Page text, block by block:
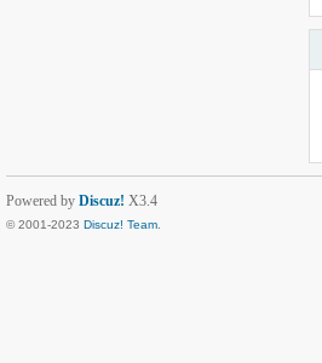
Powered by Discuz! X3.4
© 2001-2023 Discuz! Team